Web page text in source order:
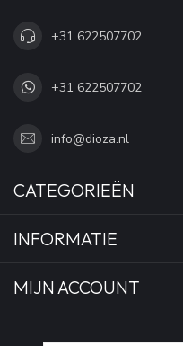
+31 622507702
+31 622507702
info@dioza.nl
CATEGORIEËN
INFORMATIE
MIJN ACCOUNT